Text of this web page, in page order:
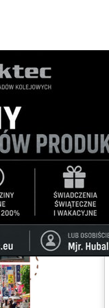
z pasją | Japonia ze